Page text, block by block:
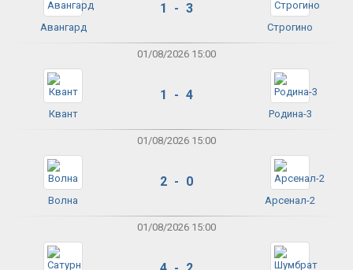
Авангард
1 - 3
Строгино
01/08/2026 15:00
Квант
1 - 4
Родина-3
01/08/2026 15:00
Волна
2 - 0
Арсенал-2
01/08/2026 15:00